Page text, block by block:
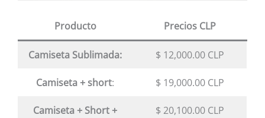
Producto Precios CLP
Camiseta Sublimada: $ 12,000.00 CLP
Camiseta + short: $ 19,000.00 CLP
Camiseta + Short +
$ 20,100.00 CLP